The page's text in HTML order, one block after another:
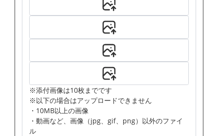
※添付画像は10枚までです
※以下の場合はアップロードできません
・10MB以上の画像
・動画など、画像（jpg、gif、png）以外のファイ
ル